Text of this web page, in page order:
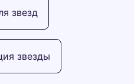
звезды
звезд